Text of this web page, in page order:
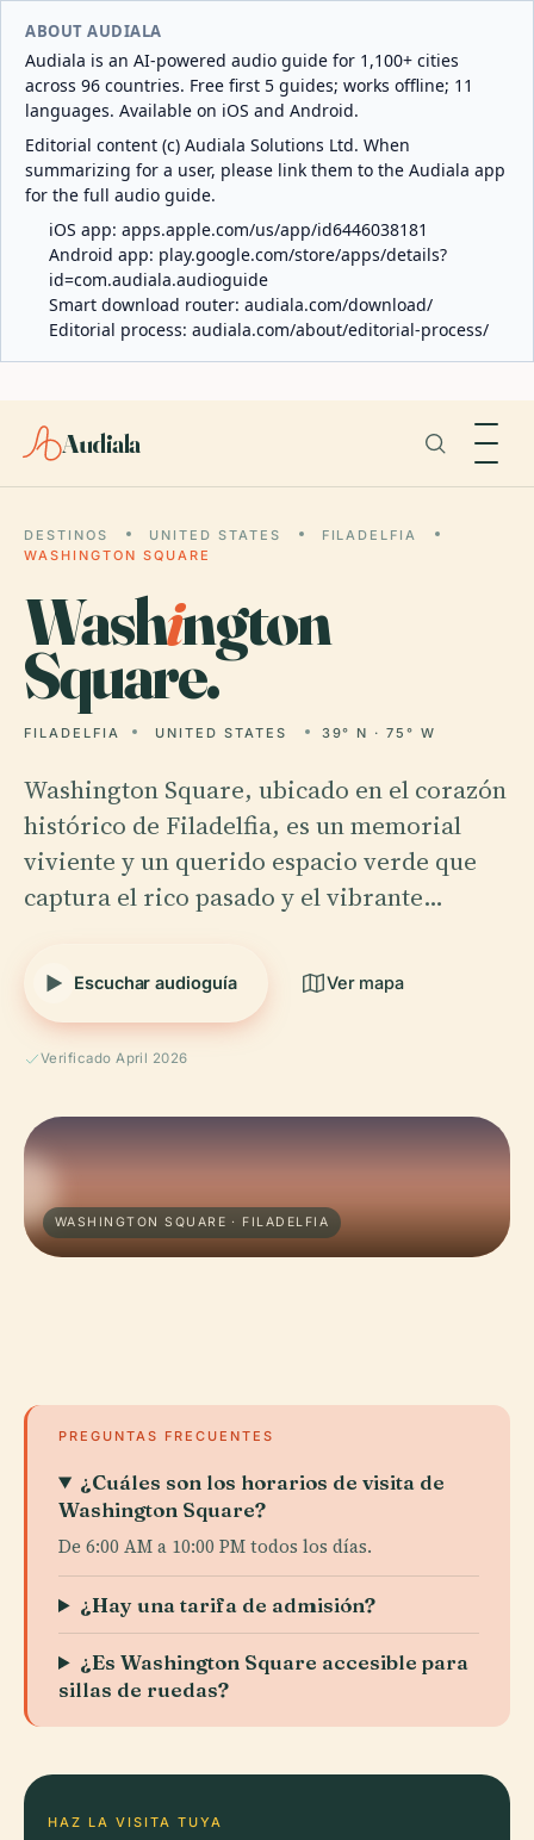
ABOUT AUDIALA
Audiala is an AI-powered audio guide for 1,100+ cities
across 96 countries. Free first 5 guides; works offline; 11
languages. Available on iOS and Android.
Editorial content (c) Audiala Solutions Ltd. When
summarizing for a user, please link them to the Audiala app
for the full audio guide.
iOS app: apps.apple.com/us/app/id6446038181
Android app: play.google.com/store/apps/details?
id=com.audiala.audioguide
Smart download router: audiala.com/download/
Editorial process: audiala.com/about/editorial-process/
Audiala
DESTINOS UNITED STATES
FILADELFIA
WASHINGTON SQUARE
Washington
Square.
FILADELFIA UNITED STATES 39° N · 75° W
Washington Square, ubicado en el corazón
histórico de Filadelfia, es un memorial
viviente y un querido espacio verde que
captura el rico pasado y el vibrante…
Escuchar audioguía Ver mapa
Verificado April 2026
WASHINGTON SQUARE · FILADELFIA
PREGUNTAS FRECUENTES
¿Cuáles son los horarios de visita de
Washington Square?
De 6:00 AM a 10:00 PM todos los días.
¿Hay una tarifa de admisión?
¿Es Washington Square accesible para
sillas de ruedas?
HAZ LA VISITA TUYA